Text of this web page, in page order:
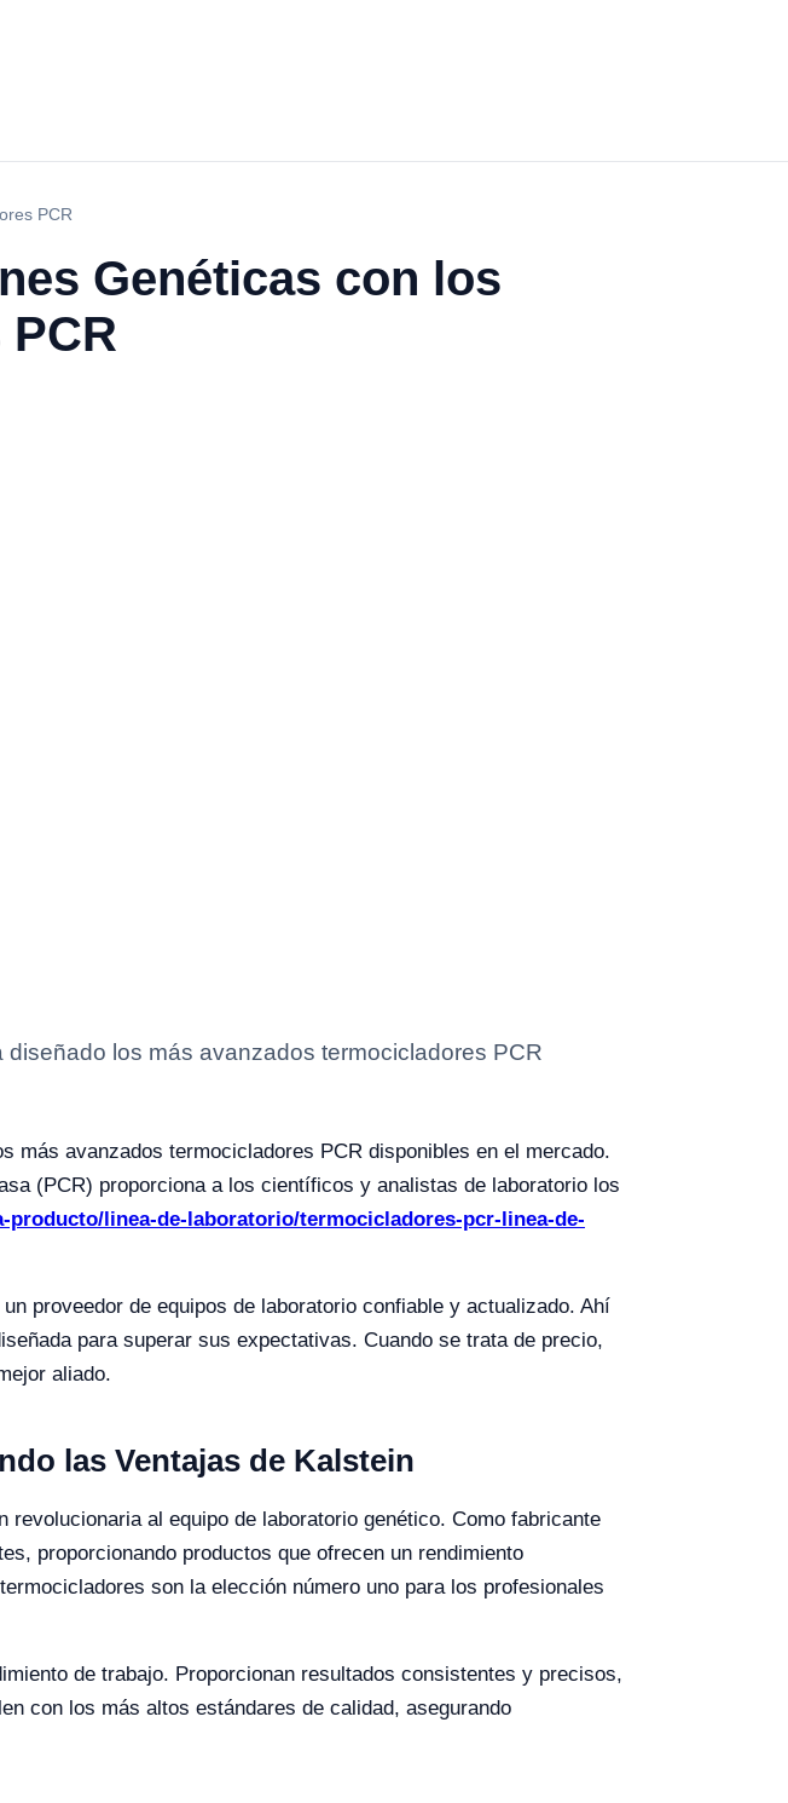
PCR
Genéticas con los
los más avanzados termocicladores PCR
más avanzados termocicladores PCR disponibles en el mercado.
(PCR) proporciona a los científicos y analistas de laboratorio los
producto/linea-de-laboratorio/termocicladores-pcr-linea-de-
proveedor de equipos de laboratorio confiable y actualizado. Ahí
para superar sus expectativas. Cuando se trata de precio,
aliado.
las Ventajas de Kalstein
al equipo de laboratorio genético. Como fabricante
proporcionando productos que ofrecen un rendimiento
son la elección número uno para los profesionales
de trabajo. Proporcionan resultados consistentes y precisos,
con los más altos estándares de calidad, asegurando